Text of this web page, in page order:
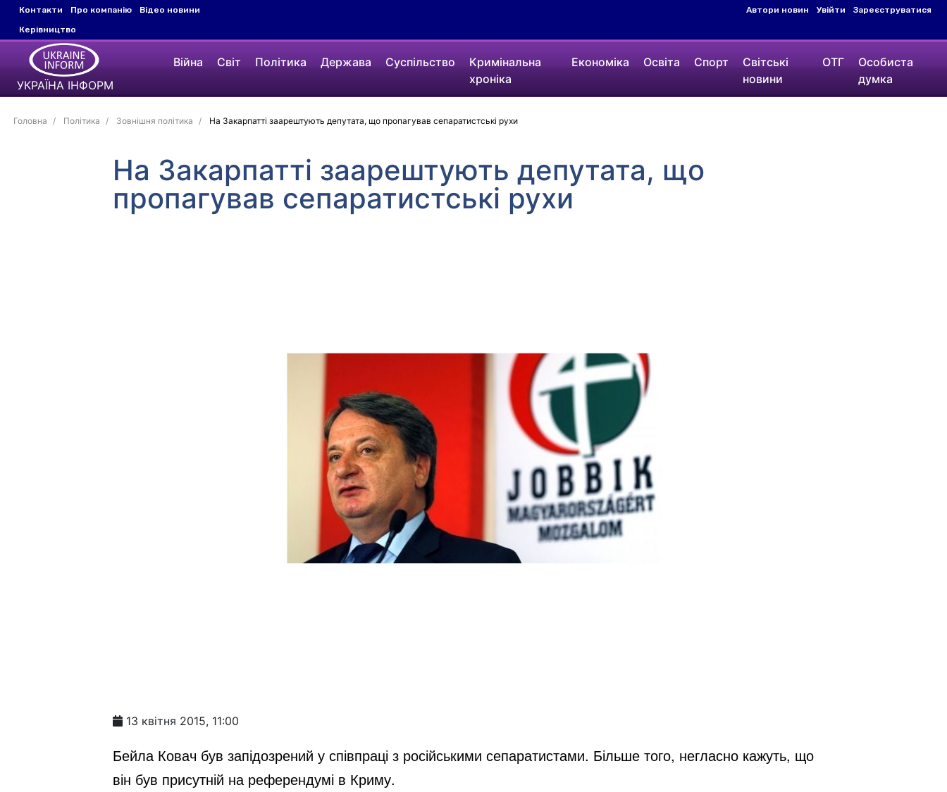
Контакти Про компанію
Відео новини
Керівництво
Автори новин Увійти Зареєструватися
УКРАЇНА ІНФОРМ
Війна Світ Політика Держава Суспільство
Кримінальна
хроніка
Економіка Освіта Спорт
Світські
новини
ОТГ
Особиста
думка
Головна Політика Зовнішня політика На Закарпатті заарештують депутата, що пропагував сепаратистські рухи
На Закарпатті заарештують депутата, що
пропагував сепаратистські рухи
13 квітня 2015, 11:00
Бейла Ковач був запідозрений у співпраці з російськими сепаратистами. Більше того, негласно кажуть, що
він був присутній на референдумі в Криму.